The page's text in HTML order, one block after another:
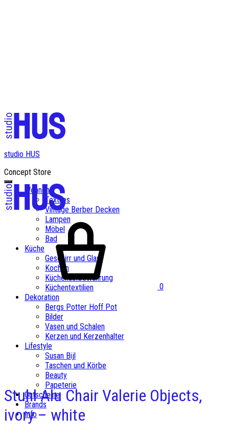
studio HUS
Concept Store
Wohnen
Textiles
Vintage Berber Decken
Lampen
Möbel
Bad
Küche
Geschirr und Glas
Kochen
Küchenaufbewahrung
Küchentextilien
Dekoration
Bergs Potter Hoff Pot
Bilder
Vasen und Schalen
Kerzen und Kerzenhalter
Lifestyle
Susan Bijl
Taschen und Körbe
Beauty
Papeterie
Gutscheine
Brands
Info
0
Stuhl Alu Chair Valerie Objects,
ivory – white